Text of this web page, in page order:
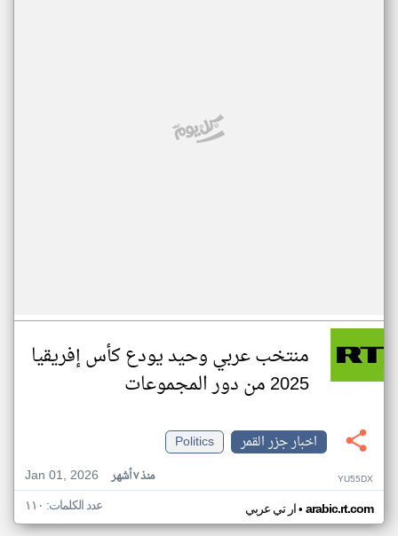
منتخب عربي وحيد يودع كأس إفريقيا
2025 من دور المجموعات
اخبار جزر القمر
Politics
Jan 01, 2026
منذ ٧ أشهر YU55DX
ار تي عربي• arabic.rt.com عدد الكلمات: ١١٠